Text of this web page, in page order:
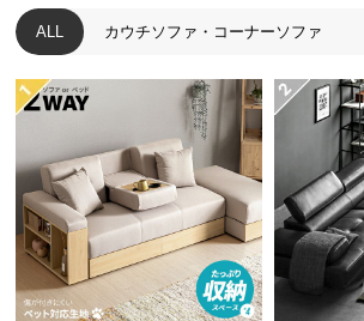
小
型
品
送
に
つ
い
て
ALL カウチソファ・コーナーソファ